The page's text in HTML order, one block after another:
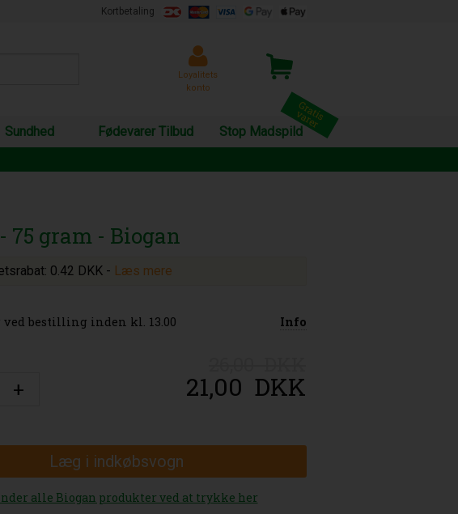
Kortbetaling
Loyalitets
konto
Sundhed Fødevarer Tilbud Stop Madspild
gram - Biogan
0.42 DKK - Læs mere
ved bestilling inden kl. 13.00
Info
21,00 DKK
Læg i indkøbsvogn
alle Biogan produkter ved at trykke her